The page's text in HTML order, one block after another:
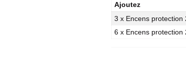
Ajoutez
3 x Encens protection
6 x Encens protection